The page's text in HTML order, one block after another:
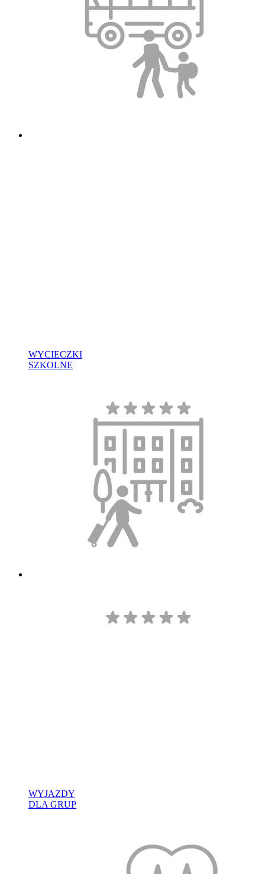
WYCIECZKI
SZKOLNE
WYJAZDY
DLA GRUP